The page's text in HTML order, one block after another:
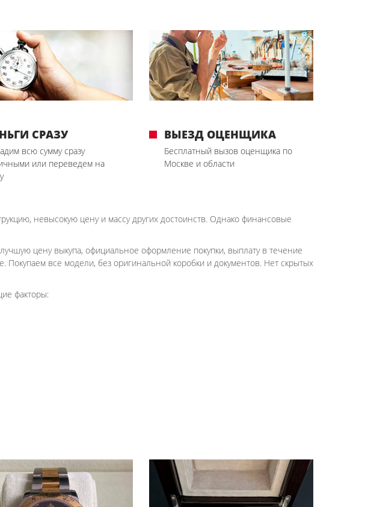
СРАЗУ
всю сумму сразу
или переведем на
ВЫЕЗД ОЦЕНЩИКА
Бесплатный вызов оценщика по
Москве и области
невысокую цену и массу других достоинств. Однако финансовые
цену выкупа, официальное оформление покупки, выплату в течение
все модели, без оригинальной коробки и документов. Нет скрытых
факторы: